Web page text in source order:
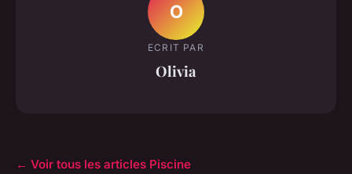
O
ECRIT PAR
Olivia
← Voir tous les articles Piscine